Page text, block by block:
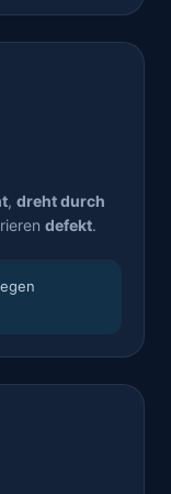
, dreht durch
defekt.